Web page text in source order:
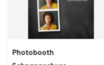
Photobooth